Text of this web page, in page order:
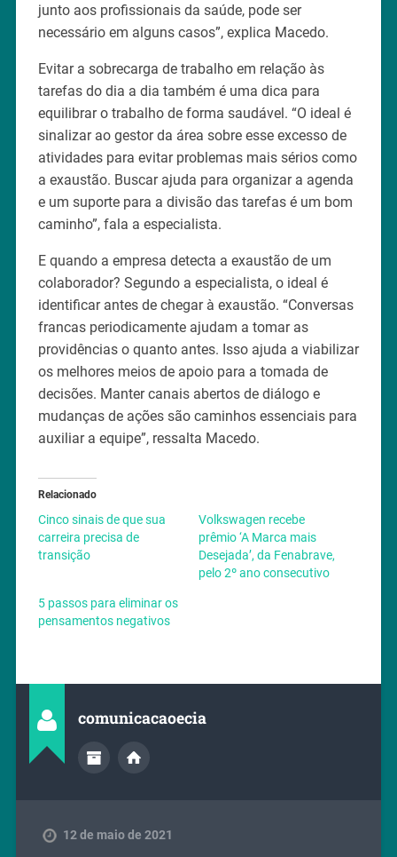
junto aos profissionais da saúde, pode ser
necessário em alguns casos”, explica Macedo.
Evitar a sobrecarga de trabalho em relação às
tarefas do dia a dia também é uma dica para
equilibrar o trabalho de forma saudável. “O ideal é
sinalizar ao gestor da área sobre esse excesso de
atividades para evitar problemas mais sérios como
a exaustão. Buscar ajuda para organizar a agenda
e um suporte para a divisão das tarefas é um bom
caminho”, fala a especialista.
E quando a empresa detecta a exaustão de um
colaborador? Segundo a especialista, o ideal é
identificar antes de chegar à exaustão. “Conversas
francas periodicamente ajudam a tomar as
providências o quanto antes. Isso ajuda a viabilizar
os melhores meios de apoio para a tomada de
decisões. Manter canais abertos de diálogo e
mudanças de ações são caminhos essenciais para
auxiliar a equipe”, ressalta Macedo.
Relacionado
Cinco sinais de que sua
carreira precisa de
transição
Volkswagen recebe
prêmio ‘A Marca mais
Desejada’, da Fenabrave,
pelo 2º ano consecutivo
5 passos para eliminar os
pensamentos negativos
comunicacaoecia
12 de maio de 2021